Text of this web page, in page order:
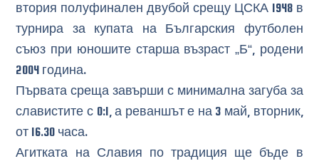
втория полуфинален двубой срещу ЦСКА 1948 в
турнира за купата на Българския футболен
съюз при юношите старша възраст „Б“, родени
2004 година.
Първата среща завърши с минимална загуба за
славистите с 0:1, а реваншът е на 3 май, вторник,
от 16.30 часа.
Агитката на Славия по традиция ще бъде в